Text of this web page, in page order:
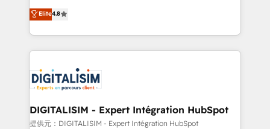
CRM, Solutions Architecture, Onboarding , Data
Migration, Custom Integration & Platform
team of 25+ experts Contact us today to help you
get more from your investment in HubSpot.
HubSpot CRM Partner offering you a roadmap on
maximizing EBITDA and achieving Commercial
Excellence. With our targeted processes, we
strengthen your digital transformation and minimize
Implementation partner, we provide expertise to
drive your business forward. Since 2015 we are fully
dedicated to HubSpot and with an experienced
team (50+), we work with reputable companies in
Elite4.8
DIGITALISIM - Expert Intégration HubSpot
提供元：DIGITALISIM - Expert Intégration HubSpot